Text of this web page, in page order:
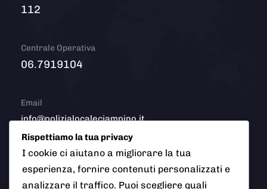
112
Centrale Operativa
06.7919104
Email
info@polizialocaleciampino.it
© 2026 Polizia Locale del Comune di Ciampino (Roma). Tutti
Rispettiamo la tua privacy
I cookie ci aiutano a migliorare la tua
esperienza, fornire contenuti personalizzati e
analizzare il traffico. Puoi scegliere quali